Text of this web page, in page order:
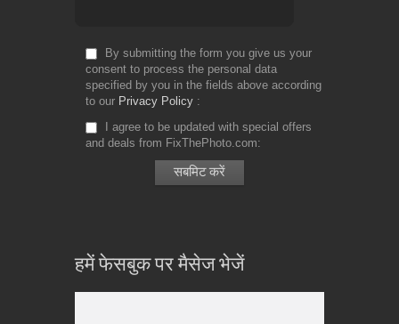
By submitting the form you give us your
consent to process the personal data
specified by you in the fields above according
to our Privacy Policy
I agree to be updated with special offers
and deals from FixThePhoto.com
हमें फेसबुक पर मैसेज भेजें